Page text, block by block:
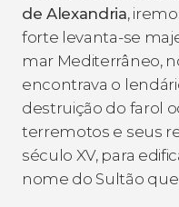
de Alexandria,
forte levanta-se
mar Mediterrâneo,
encontrava o
destruição do farol
terremotos e seus
século XV, para
nome do Sultão